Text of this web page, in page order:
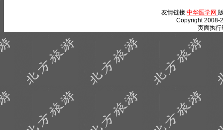
友情链接:中华医学网
Copyright 2008-
页面执